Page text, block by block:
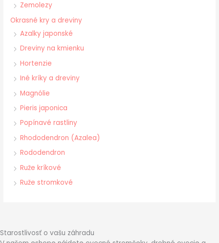
Zemolezy
Okrasné kry a dreviny
Azalky japonské
Dreviny na kmienku
Hortenzie
Iné kríky a dreviny
Magnólie
Pieris japonica
Popínavé rastliny
Rhododendron (Azalea)
Rododendron
Ruže kríkové
Ruže stromkové
Starostlivosť o vašu záhradu